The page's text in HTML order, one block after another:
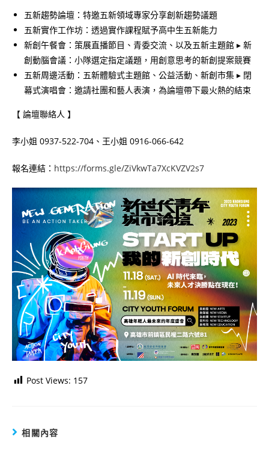
五新趨勢論壇：特邀五新領域專家分享創新趨勢議題
五新實作工作坊：透過實作課程賦予高中生五新能力
新創午餐會：策展直播節目、青委交流、以及五新主題館 ▸ 新
創動腦會議：小隊選定指定議題，用創意思考的新創提案競賽
五新周邊活動：五新體驗式主題館、公益活動、新創市集 ▸ 閉
幕式演唱會：邀請社團和藝人表演，為論壇帶下最火熱的結束
【 論壇聯絡人 】
李小姐 0937-522-704、王小姐 0916-066-642
報名連結： https://forms.gle/ZiVkwTa7XcKVZV2s7
Post Views: 157
相關內容